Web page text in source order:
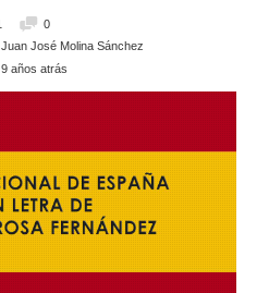
0
Juan José Molina Sánchez
9 años atrás